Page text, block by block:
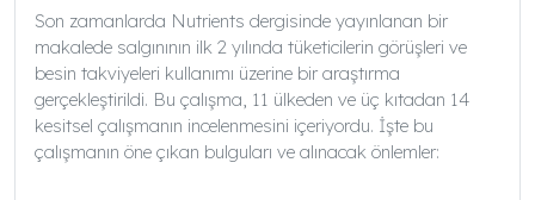
Son zamanlarda Nutrients dergisinde yayınlanan bir
makalede salgınının ilk 2 yılında tüketicilerin görüşleri ve
besin takviyeleri kullanımı üzerine bir araştırma
gerçekleştirildi. Bu çalışma, 11 ülkeden ve üç kıtadan 14
kesitsel çalışmanın incelenmesini içeriyordu. İşte bu
çalışmanın öne çıkan bulguları ve alınacak önlemler: